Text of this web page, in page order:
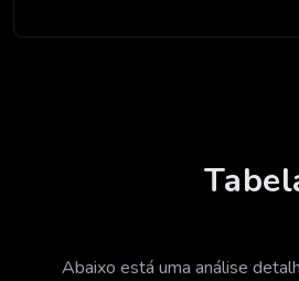
Abaixo está uma análise